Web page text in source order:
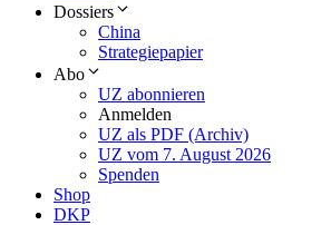
Dossiers
China
Strategiepapier
Abo
UZ abonnieren
Anmelden
UZ als PDF (Archiv)
UZ vom 7. August 2026
Spenden
Shop
DKP